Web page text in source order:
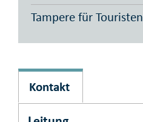
Tampere für Touristen
Kontakt